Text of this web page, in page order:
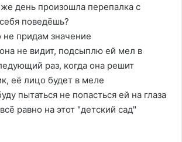
день произошла перепалка с
поведёшь?
не придам значение
не видит, подсыплю ей мел в
раз, когда она решит
её лицо будет в меле
пытаться не попасться ей на глаза
равно на этот "детский сад"